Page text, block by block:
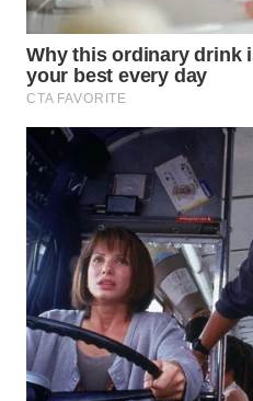
WAHANA
UMKM
WAHANA
WAHANA
PERSONA
WAHANA
OTOMOTIF
WAHANA
HEALTH